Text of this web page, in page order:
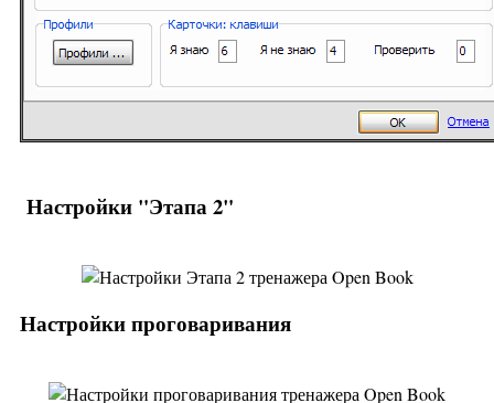
Настройки "Этапа 2"
Настройки проговаривания